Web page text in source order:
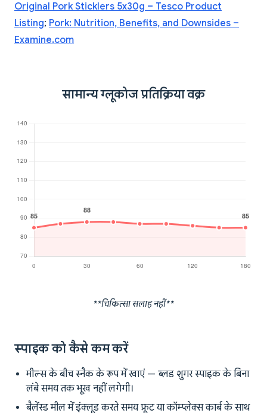
Original Pork Sticklers 5x30g – Tesco Product
Listing; Pork: Nutrition, Benefits, and Downsides –
Examine.com
सामान्य ग्लूकोज प्रतिक्रिया वक्र
**चिकित्सा सलाह नहीं**
स्पाइक को कैसे कम करें
मील्स के बीच स्नैक के रूप में खाएं — ब्लड शुगर स्पाइक के बिना
लंबे समय तक भूख नहीं लगेगी।
बैलेंस्ड मील में इंक्लूड करते समय फ्रूट या कॉम्प्लेक्स कार्ब के साथ